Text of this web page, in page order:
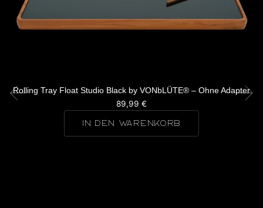
Rolling Tray Float Studio Black by VONbLÜTE® – Ohne Adapter
89,99 €
IN DEN WARENKORB